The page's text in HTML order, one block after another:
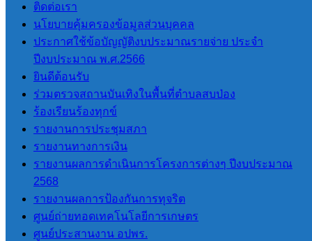
ติดต่อเรา
นโยบายคุ้มครองข้อมูลส่วนบุคคล
ประกาศใช้ข้อบัญญัติงบประมาณรายจ่าย ประจำ
ปีงบประมาณ พ.ศ.2566
ยินดีต้อนรับ
ร่วมตรวจสถานบันเทิงในพื้นที่ตำบลสบป่อง
ร้องเรียนร้องทุกข์
รายงานการประชุมสภา
รายงานทางการเงิน
รายงานผลการดำเนินการโครงการต่างๆ ปีงบประมาณ
2568
รายงานผลการป้องกันการทุจริต
ศูนย์ถ่ายทอดเทคโนโลยีการเกษตร
ศูนย์ประสานงาน อปพร.
การประเมินคุณธรรมและ ความ
โปร่งใสของ อปท. (ITA) 2565
การประเมินคุณธรรมและ ความ
โปร่งใสของ อปท. (ITA) 2566
การประเมินคุณธรรมและความ
โปร่งใสของ อปท. (ITA) 2567
การประเมินคุณธรรมและความ
โปร่งใสของ อปท. (ITA) 2568
การประเมินคุณธรรมและความ
โปร่งใสของ อปท. (ITA) 2569
LPA